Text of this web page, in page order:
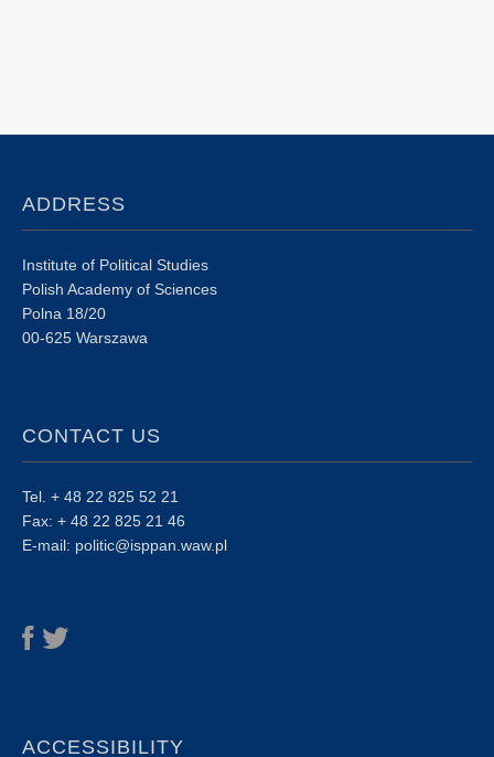
ADDRESS
Institute of Political Studies
Polish Academy of Sciences
Polna 18/20
00-625 Warszawa
CONTACT US
Tel. + 48 22 825 52 21
Fax: + 48 22 825 21 46
E-mail: politic@isppan.waw.pl
ACCESSIBILITY